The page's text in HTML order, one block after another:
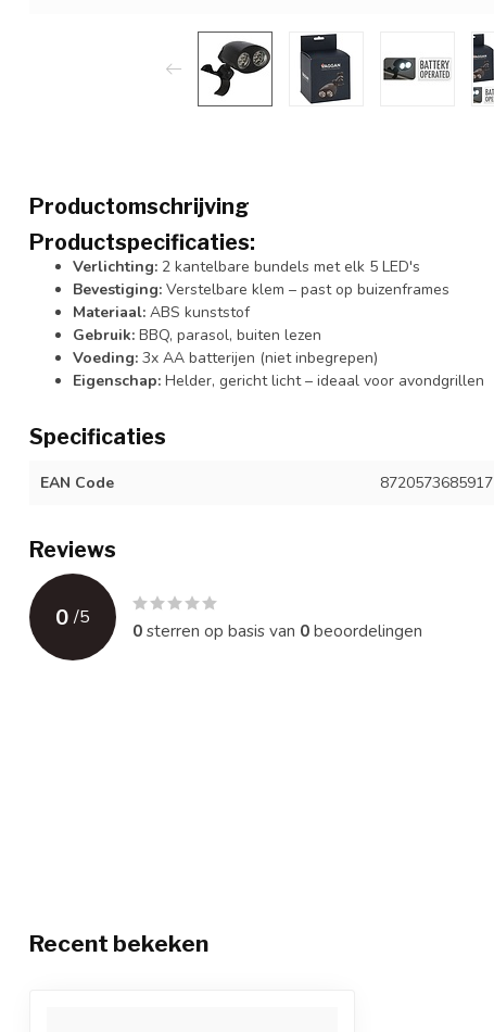
Productomschrijving
Productspecificaties:
Verlichting: 2 kantelbare bundels met elk 5 LED's
Bevestiging: Verstelbare klem – past op buizenframes
Materiaal: ABS kunststof
Gebruik: BBQ, parasol, buiten lezen
Voeding: 3x AA batterijen (niet inbegrepen)
Eigenschap: Helder, gericht licht – ideaal voor avondgrillen
Specificaties
EAN Code 8720573685917
Reviews
0 /5
0sterren op basis van 0beoordelingen
Recent bekeken